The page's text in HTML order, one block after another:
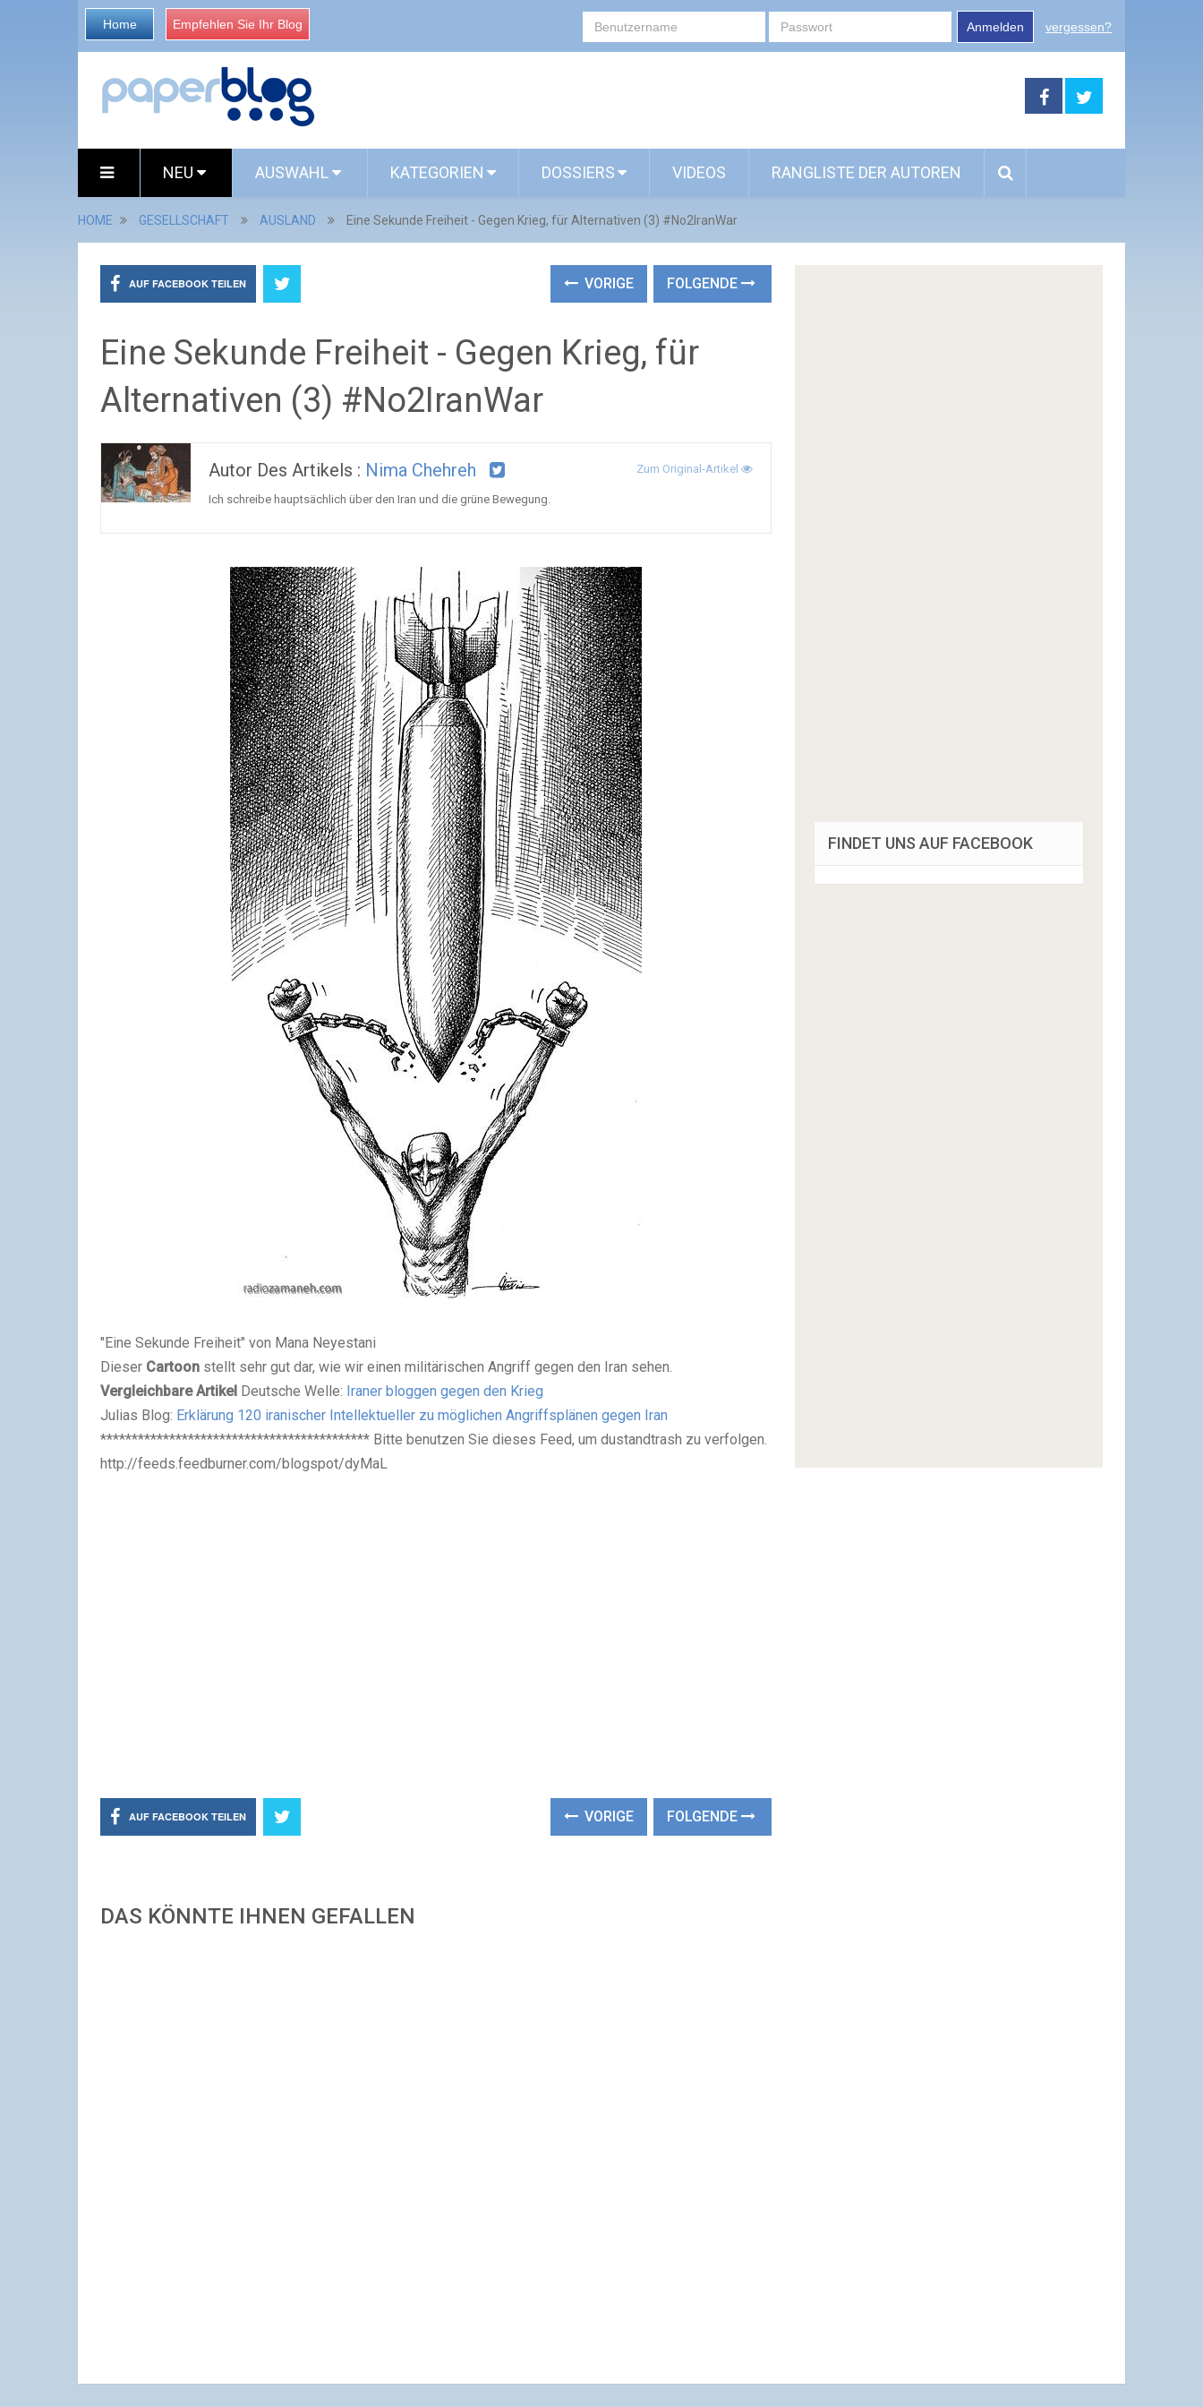
Home Empfehlen Sie Ihr Blog Anmelden vergessen?
NEU AUSWAHL KATEGORIEN DOSSIERS VIDEOS RANGLISTE DER AUTOREN
HOME GESELLSCHAFT AUSLAND Eine Sekunde Freiheit - Gegen Krieg, für Alternativen (3) #No2IranWar
AUF FACEBOOK TEILEN VORIGE FOLGENDE
Eine Sekunde Freiheit - Gegen Krieg, für
Alternativen (3) #No2IranWar
Autor Des Artikels : Nima Chehreh Zum Original-Artikel
Ich schreibe hauptsächlich über den Iran und die grüne Bewegung.
"Eine Sekunde Freiheit" von Mana Neyestani
Dieser Cartoon stellt sehr gut dar, wie wir einen militärischen Angriff gegen den Iran sehen.
Vergleichbare Artikel Deutsche Welle: Iraner bloggen gegen den Krieg
Julias Blog: Erklärung 120 iranischer Intellektueller zu möglichen Angriffsplänen gegen Iran
******************************************* Bitte benutzen Sie dieses Feed, um dustandtrash zu verfolgen.
http://feeds.feedburner.com/blogspot/dyMaL
AUF FACEBOOK TEILEN VORIGE FOLGENDE
DAS KÖNNTE IHNEN GEFALLEN
FINDET UNS AUF FACEBOOK